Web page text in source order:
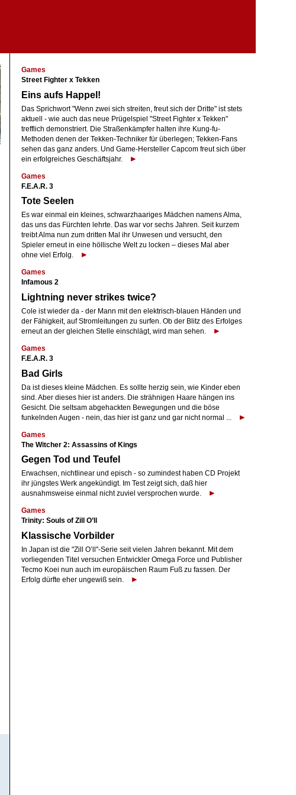
Games
Street Fighter x Tekken
Eins aufs Happel!
Das Sprichwort "Wenn zwei sich streiten, freut sich der Dritte" ist stets
aktuell - wie auch das neue Prügelspiel "Street Fighter x Tekken"
trefflich demonstriert. Die Straßenkämpfer halten ihre Kung-fu-
Methoden denen der Tekken-Techniker für überlegen; Tekken-Fans
sehen das ganz anders. Und Game-Hersteller Capcom freut sich über
ein erfolgreiches Geschäftsjahr.
Games
F.E.A.R. 3
Tote Seelen
Es war einmal ein kleines, schwarzhaariges Mädchen namens Alma,
das uns das Fürchten lehrte. Das war vor sechs Jahren. Seit kurzem
treibt Alma nun zum dritten Mal ihr Unwesen und versucht, den
Spieler erneut in eine höllische Welt zu locken – dieses Mal aber
ohne viel Erfolg.
Games
Infamous 2
Lightning never strikes twice?
Cole ist wieder da - der Mann mit den elektrisch-blauen Händen und
der Fähigkeit, auf Stromleitungen zu surfen. Ob der Blitz des Erfolges
erneut an der gleichen Stelle einschlägt, wird man sehen.
Games
F.E.A.R. 3
Bad Girls
Da ist dieses kleine Mädchen. Es sollte herzig sein, wie Kinder eben
sind. Aber dieses hier ist anders. Die strähnigen Haare hängen ins
Gesicht. Die seltsam abgehackten Bewegungen und die böse
funkelnden Augen - nein, das hier ist ganz und gar nicht normal ...
Games
The Witcher 2: Assassins of Kings
Gegen Tod und Teufel
Erwachsen, nichtlinear und episch - so zumindest haben CD Projekt
ihr jüngstes Werk angekündigt. Im Test zeigt sich, daß hier
ausnahmsweise einmal nicht zuviel versprochen wurde.
Games
Trinity: Souls of Zill O’ll
Klassische Vorbilder
In Japan ist die "Zill O’ll"-Serie seit vielen Jahren bekannt. Mit dem
vorliegenden Titel versuchen Entwickler Omega Force und Publisher
Tecmo Koei nun auch im europäischen Raum Fuß zu fassen. Der
Erfolg dürfte eher ungewiß sein.